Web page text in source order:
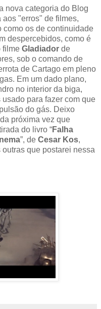
nova categoria do Blog
"erros" de filmes,
como os de continuidade
despercebidos, como é
filme Gladiador de
sob o comando de
de Cartago em pleno
Em um dado plano,
no interior da biga,
para fazer com que
do gás. Deixo
próxima vez que
do livro “Falha
”, de Cesar Kos,
que postarei nessa